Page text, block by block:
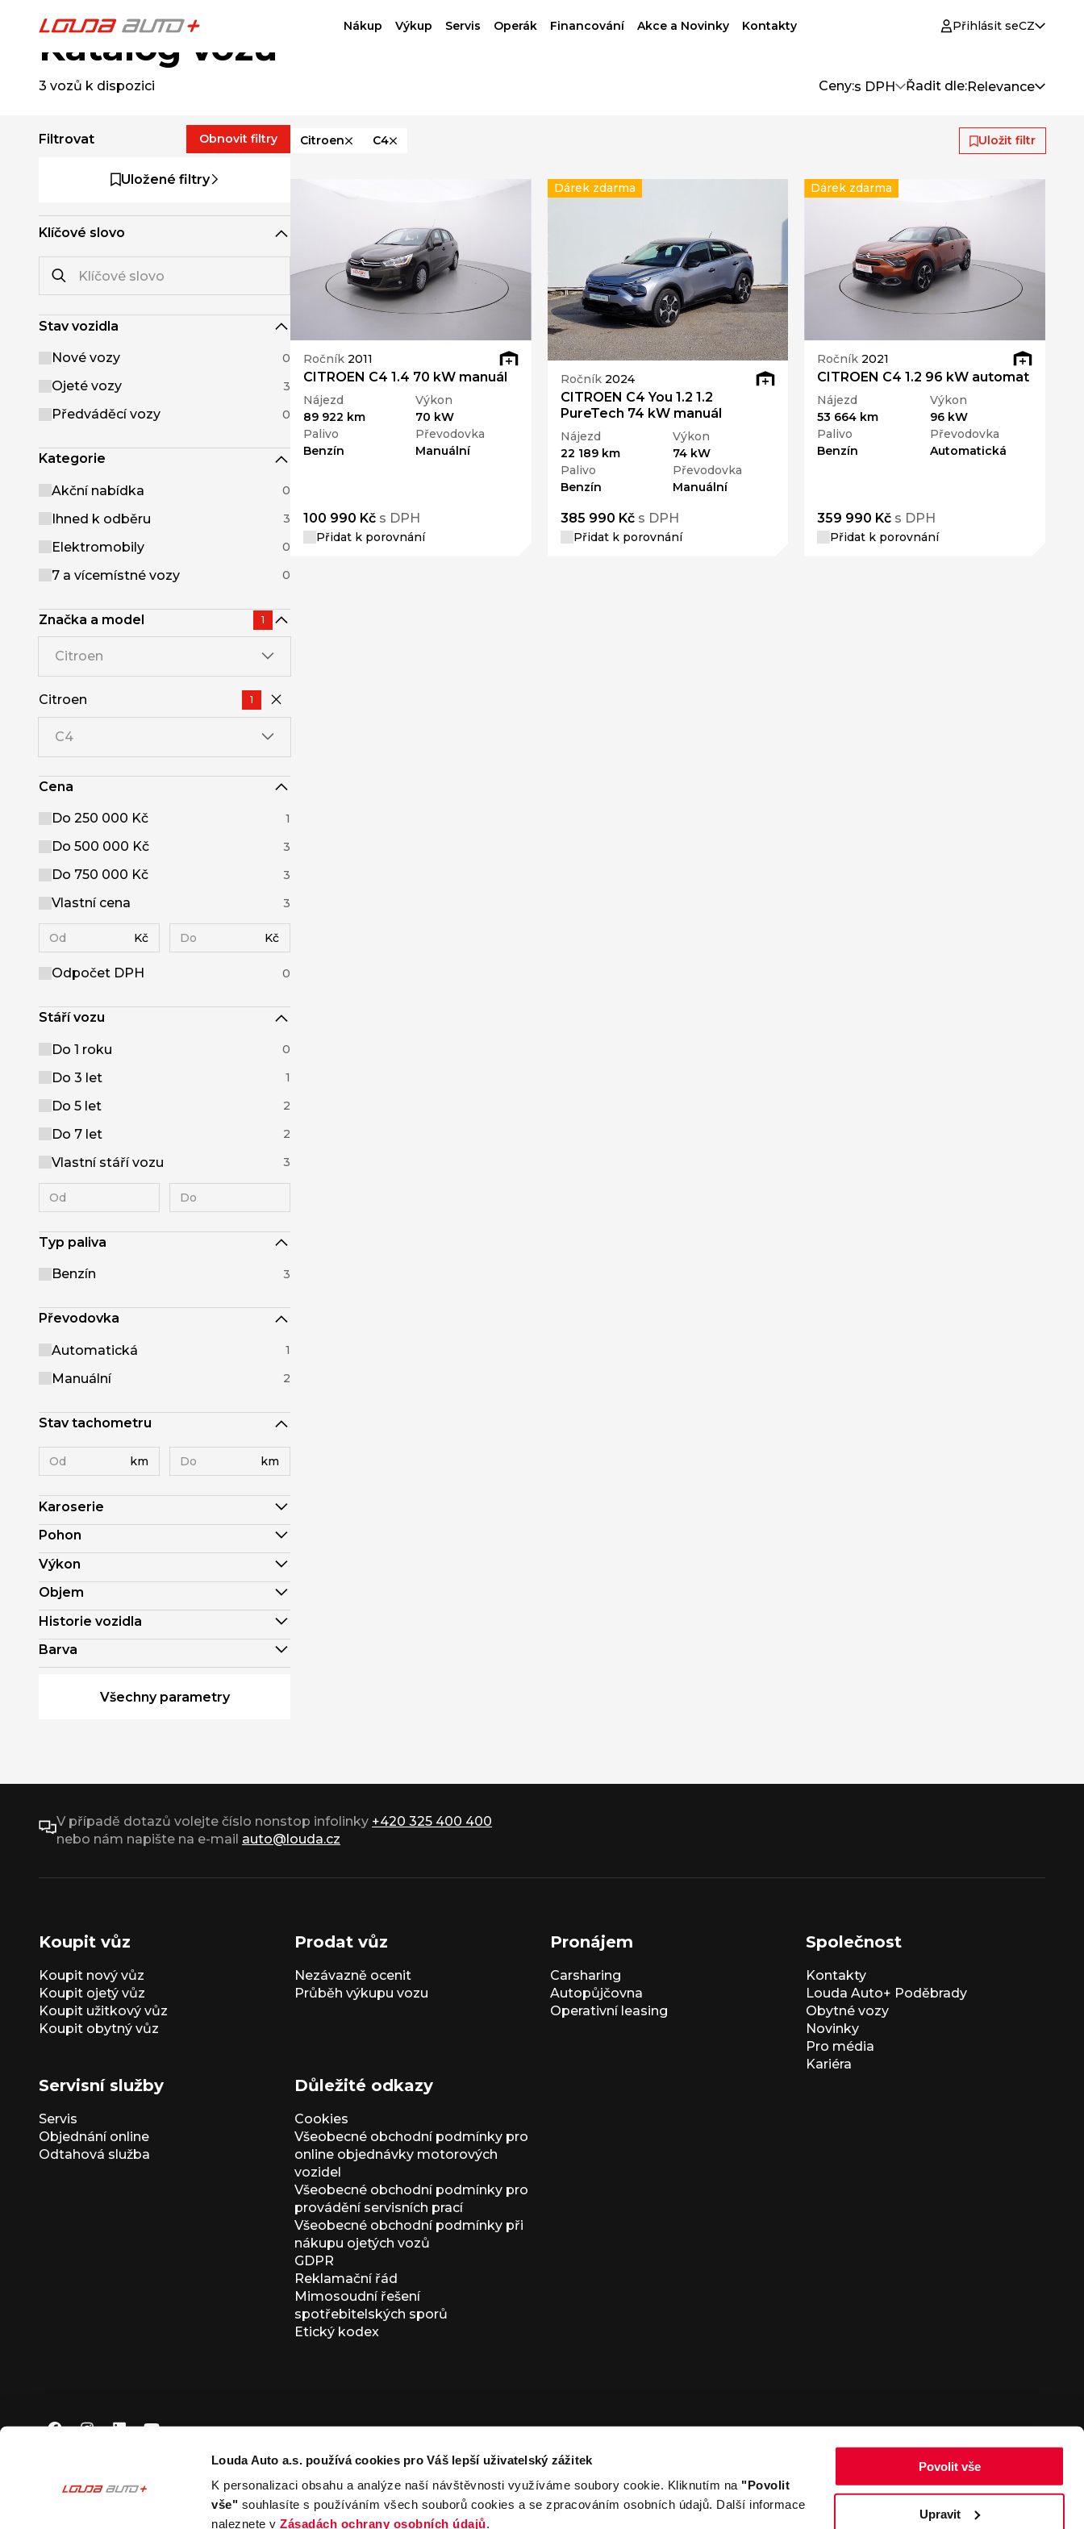
Louda Auto a.s. používá cookies pro Váš lepší uživatelský zážitek
K personalizaci obsahu a analýze naší návštěvnosti využíváme soubory cookie. Kliknutím na "Povolit
vše" souhlasíte s používáním všech souborů cookies a se zpracováním osobních údajů. Další informace
naleznete vZásadách ochrany osobních údajů.
Povolit vše
Upravit
Nákup Výkup Servis Operák Financování Akce a Novinky Kontakty Přihlásit seCZ
Katalog vozů
3 vozů k dispozici Ceny:s DPH Řadit dle:Relevance
Filtrovat Obnovit filtry
Uložené filtry
Klíčové slovo
Stav vozidla
Nové vozy 0
Ojeté vozy 3
Předváděcí vozy 0
Kategorie
Akční nabídka 0
Ihned k odběru 3
Elektromobily 0
7 a vícemístné vozy 0
Značka a model 1
Citroen
Citroen 1
C4
Cena
Do 250 000 Kč 1
Do 500 000 Kč 3
Do 750 000 Kč 3
Vlastní cena 3
Kč Kč
Odpočet DPH 0
Stáří vozu
Do 1 roku 0
Do 3 let 1
Do 5 let 2
Do 7 let 2
Vlastní stáří vozu 3
Typ paliva
Benzín 3
Převodovka
Automatická 1
Manuální 2
Stav tachometru
km km
Karoserie
Pohon
Výkon
Objem
Historie vozidla
Barva
Všechny parametry
Citroen C4 Uložit filtr
Ročník 2011
CITROEN C4 1.4 70 kW manuál
Nájezd
89 922 km
Výkon
70 kW
Palivo
Benzín
Převodovka
Manuální
100 990 Kč s DPH
Přidat k porovnání
Ročník 2024
CITROEN C4 You 1.2 1.2
PureTech 74 kW manuál
Nájezd
22 189 km
Výkon
74 kW
Palivo
Benzín
Převodovka
Manuální
385 990 Kčs DPH
Přidat k porovnání
Dárek zdarma
Ročník 2021
CITROEN C4 1.2 96 kW automat
Nájezd
53 664 km
Výkon
96 kW
Palivo
Benzín
Převodovka
Automatická
359 990 Kč s DPH
Přidat k porovnání
Dárek zdarma
V případě dotazů volejte číslo nonstop infolinky +420 325 400 400
nebo nám napište na e-mail auto@louda.cz
Koupit vůz
Koupit nový vůz
Koupit ojetý vůz
Koupit užitkový vůz
Koupit obytný vůz
Prodat vůz
Nezávazně ocenit
Průběh výkupu vozu
Pronájem
Carsharing
Autopůjčovna
Operativní leasing
Společnost
Kontakty
Louda Auto+ Poděbrady
Obytné vozy
Novinky
Pro média
Kariéra
Servisní služby
Servis
Objednání online
Odtahová služba
Důležité odkazy
Cookies
Všeobecné obchodní podmínky pro
online objednávky motorových
vozidel
Všeobecné obchodní podmínky pro
provádění servisních prací
Všeobecné obchodní podmínky při
nákupu ojetých vozů
GDPR
Reklamační řád
Mimosoudní řešení
spotřebitelských sporů
Etický kodex
© 2026 Louda Auto a.s. Všechna práva vyhrazena
Zpět nahoru
This site is protected by reCAPTCHA and the Google
Privacy Policy and Terms of Service